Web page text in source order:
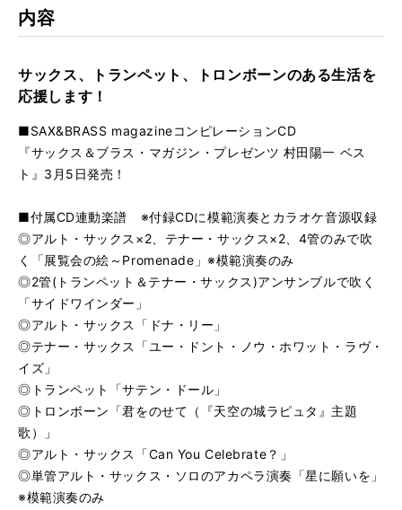
内容
サックス、トランペット、トロンボーンのある生活を
応援します！
■SAX&BRASS magazineコンピレーションCD
『サックス＆ブラス・マガジン・プレゼンツ 村田陽一 ベス
ト』3月5日発売！
■付属CD連動楽譜 ※付録CDに模範演奏とカラオケ音源収録
◎アルト・サックス×2、テナー・サックス×2、4管のみで吹
く「展覧会の絵～Promenade」※模範演奏のみ
◎2管(トランペット＆テナー・サックス)アンサンブルで吹く
「サイドワインダー」
◎アルト・サックス「ドナ・リー」
◎テナー・サックス「ユー・ドント・ノウ・ホワット・ラヴ・
イズ」
◎トランペット「サテン・ドール」
◎トロンボーン「君をのせて（『天空の城ラピュタ』主題
歌）」
◎アルト・サックス「Can You Celebrate？」
◎単管アルト・サックス・ソロのアカペラ演奏「星に願いを」
※模範演奏のみ